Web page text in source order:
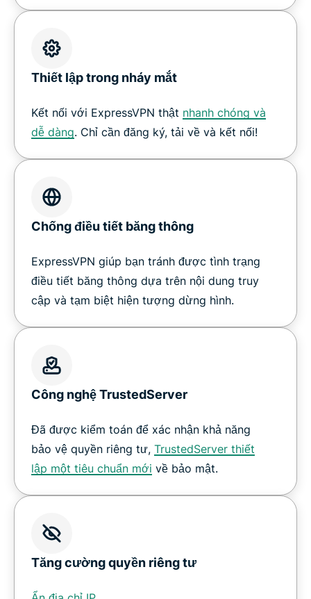
Thiết lập trong nháy mắt
Kết nối với ExpressVPN thật nhanh chóng và
dễ dàng. Chỉ cần đăng ký, tải về và kết nối!
Chống điều tiết băng thông
ExpressVPN giúp bạn tránh được tình trạng
điều tiết băng thông dựa trên nội dung truy
cập và tạm biệt hiện tượng dừng hình.
Công nghệ TrustedServer
Đã được kiểm toán để xác nhận khả năng
bảo vệ quyền riêng tư, TrustedServer thiết
lập một tiêu chuẩn mới về bảo mật.
Tăng cường quyền riêng tư